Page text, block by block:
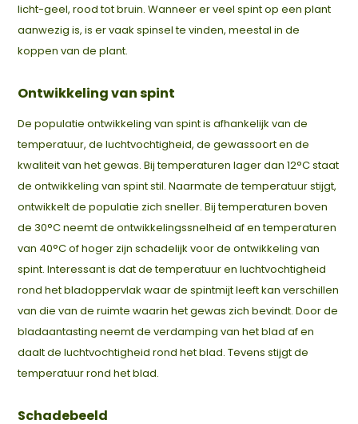
licht-geel, rood tot bruin. Wanneer er veel spint op een plant
aanwezig is, is er vaak spinsel te vinden, meestal in de
koppen van de plant.
Ontwikkeling van spint
De populatie ontwikkeling van spint is afhankelijk van de
temperatuur, de luchtvochtigheid, de gewassoort en de
kwaliteit van het gewas. Bij temperaturen lager dan 12°C staat
de ontwikkeling van spint stil. Naarmate de temperatuur stijgt,
ontwikkelt de populatie zich sneller. Bij temperaturen boven
de 30°C neemt de ontwikkelingssnelheid af en temperaturen
van 40°C of hoger zijn schadelijk voor de ontwikkeling van
spint. Interessant is dat de temperatuur en luchtvochtigheid
rond het bladoppervlak waar de spintmijt leeft kan verschillen
van die van de ruimte waarin het gewas zich bevindt. Door de
bladaantasting neemt de verdamping van het blad af en
daalt de luchtvochtigheid rond het blad. Tevens stijgt de
temperatuur rond het blad.
Schadebeeld